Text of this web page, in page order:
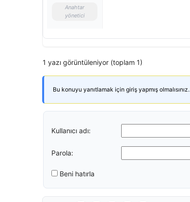
Anahtar
yönetici
1 yazı görüntüleniyor (toplam 1)
Bu konuyu yanıtlamak için giriş yapmış olmalısınız.
Kullanıcı adı:
Parola:
Beni hatırla